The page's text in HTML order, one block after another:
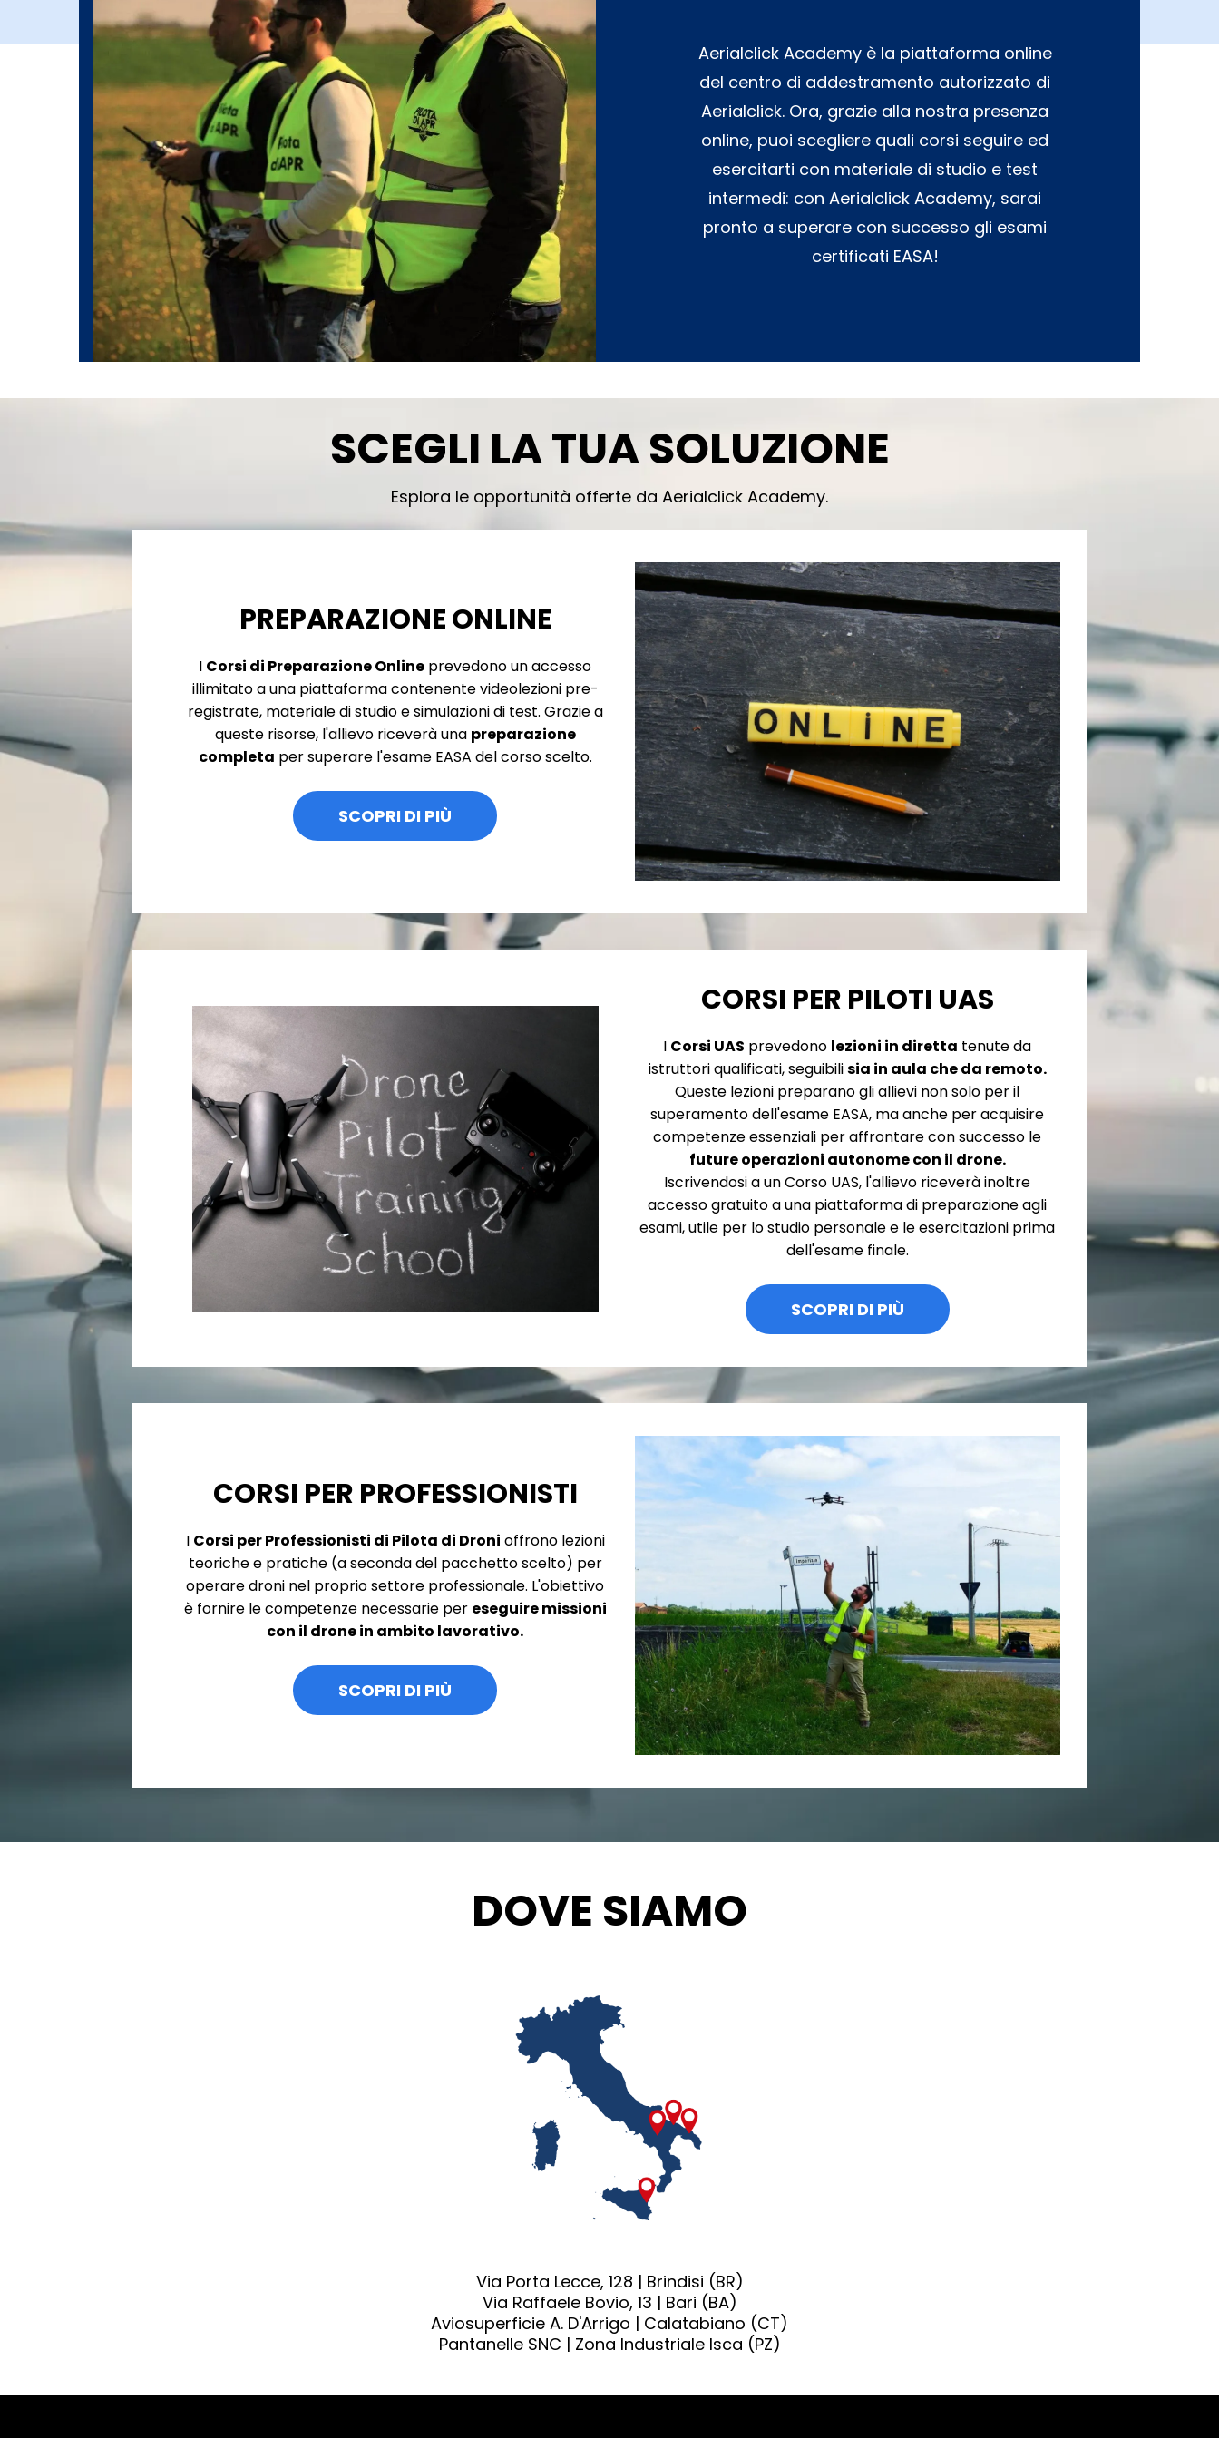
Aerialclick Academy è la piattaforma online
del centro di addestramento autorizzato di
Aerialclick. Ora, grazie alla nostra presenza
online, puoi scegliere quali corsi seguire ed
esercitarti con materiale di studio e test
intermedi: con Aerialclick Academy, sarai
pronto a superare con successo gli esami
certificati EASA!
SCEGLI LA TUA SOLUZIONE
Esplora le opportunità offerte da Aerialclick Academy.
PREPARAZIONE ONLINE
I Corsi di Preparazione Online prevedono un accesso
illimitato a una piattaforma contenente videolezioni pre-
registrate, materiale di studio e simulazioni di test. Grazie a
queste risorse, l'allievo riceverà una preparazione
completa per superare l'esame EASA del corso scelto.
SCOPRI DI PIÙ
CORSI PER PILOTI UAS
I Corsi UAS prevedono lezioni in diretta tenute da
istruttori qualificati, seguibilisia in aula che da remoto.
Queste lezioni preparano gli allievi non solo per il
superamento dell'esame EASA, ma anche per acquisire
competenze essenziali per affrontare con successo le
future operazioni autonome con il drone.
Iscrivendosi a un Corso UAS, l'allievo riceverà inoltre
accesso gratuito a una piattaforma di preparazione agli
esami, utile per lo studio personale e le esercitazioni prima
dell'esame finale.
SCOPRI DI PIÙ
CORSI PER PROFESSIONISTI
I Corsi per Professionisti di Pilota di Droni offrono lezioni
teoriche e pratiche (a seconda del pacchetto scelto) per
operare droni nel proprio settore professionale. L'obiettivo
è fornire le competenze necessarie per eseguire missioni
con il drone in ambito lavorativo.
SCOPRI DI PIÙ
DOVE SIAMO
Via Porta Lecce, 128 | Brindisi (BR)
Via Raffaele Bovio, 13 | Bari (BA)
Aviosuperficie A. D'Arrigo | Calatabiano (CT)
Pantanelle SNC | Zona Industriale Isca (PZ)